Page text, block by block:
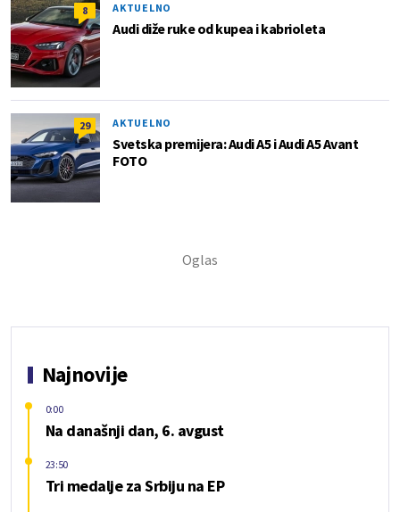
8 AKTUELNO
Audi diže ruke od kupea i kabrioleta
29 AKTUELNO
Svetska premijera: Audi A5 i Audi A5 Avant
FOTO
Najnovije
Na današnji dan, 6. avgust
0:00
Tri medalje za Srbiju na EP
23:50